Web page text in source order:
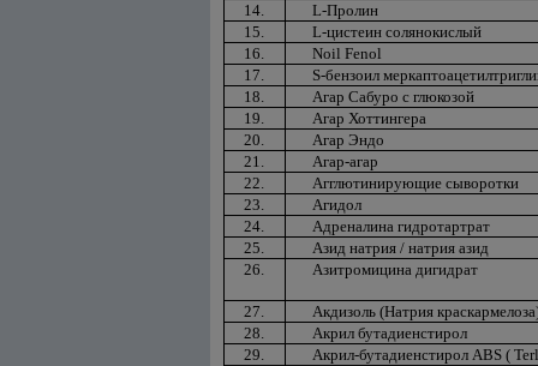
14.
L-Пролин
15.
L-цистеин солянокислый
16.
Noil Fenol
17.
S-бензоил
18.
Агар Сабуро с глюкозой
19.
Агар Хоттингера
20.
Агар Эндо
21.
Агар-агар
22.
Агглютинирующие сыворотки
23.
Агидол
24.
Адреналина гидротартрат
25.
Азид натрия / натрия азид
26.
Азитромицина дигидрат
27.
Акдизоль (Натрия
28.
Акрил бутадиенстирол
29.
Акрил-бутадиенстирол АВS (